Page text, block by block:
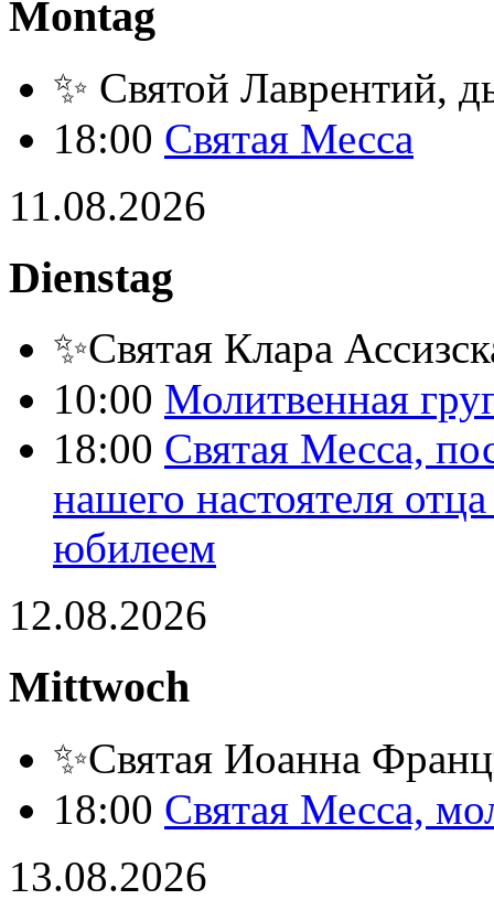
Montag
✨ Святой Лаврентий,
18:00 Святая Месса
11.08.2026
Dienstag
✨Святая Клара
10:00 Молитвенная
18:00 Святая Месса,
нашего настоятеля
юбилеем
12.08.2026
Mittwoch
✨Святая Иоанна
18:00 Святая Месса,
13.08.2026